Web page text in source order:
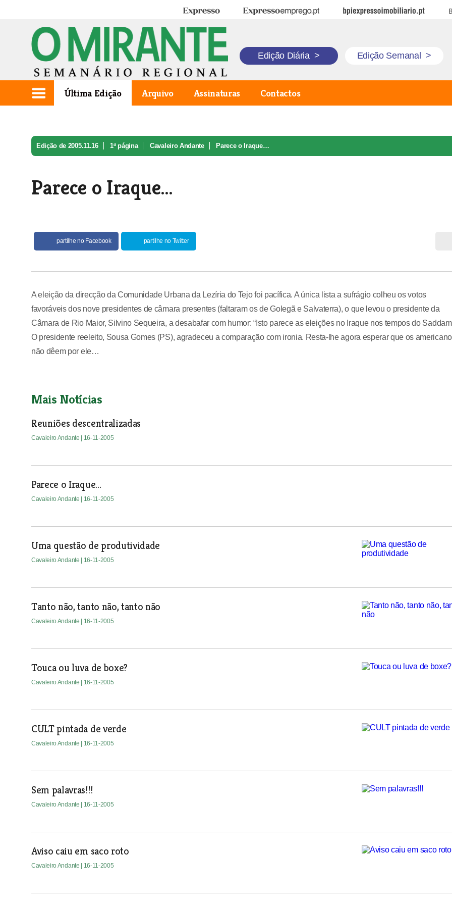
Expresso Expresso Emprego BPI Expresso Imobiliário
Edição Diária > Edição Semanal >
Última Edição Arquivo Assinaturas Contactos
Edição de 2005.11.16 1ª página Cavaleiro Andante Parece o Iraque…
Parece o Iraque…
partilhe no Facebook partilhe no Twitter
A eleição da direcção da Comunidade Urbana da Lezíria do Tejo foi pacífica. A única lista a sufrágio colheu os votos
favoráveis dos nove presidentes de câmara presentes (faltaram os de Golegã e Salvaterra), o que levou o presidente da
Câmara de Rio Maior, Silvino Sequeira, a desabafar com humor: “Isto parece as eleições no Iraque nos tempos do
O presidente reeleito, Sousa Gomes (PS), agradeceu a comparação com ironia. Resta-lhe agora esperar que os
não dêem por ele…
Mais Notícias
Reuniões descentralizadas
Cavaleiro Andante | 16-11-2005
Parece o Iraque…
Cavaleiro Andante | 16-11-2005
Uma questão de produtividade
Cavaleiro Andante | 16-11-2005
Tanto não, tanto não, tanto não
Cavaleiro Andante | 16-11-2005
Touca ou luva de boxe?
Cavaleiro Andante | 16-11-2005
CULT pintada de verde
Cavaleiro Andante | 16-11-2005
Sem palavras!!!
Cavaleiro Andante | 16-11-2005
Aviso caiu em saco roto
Cavaleiro Andante | 16-11-2005